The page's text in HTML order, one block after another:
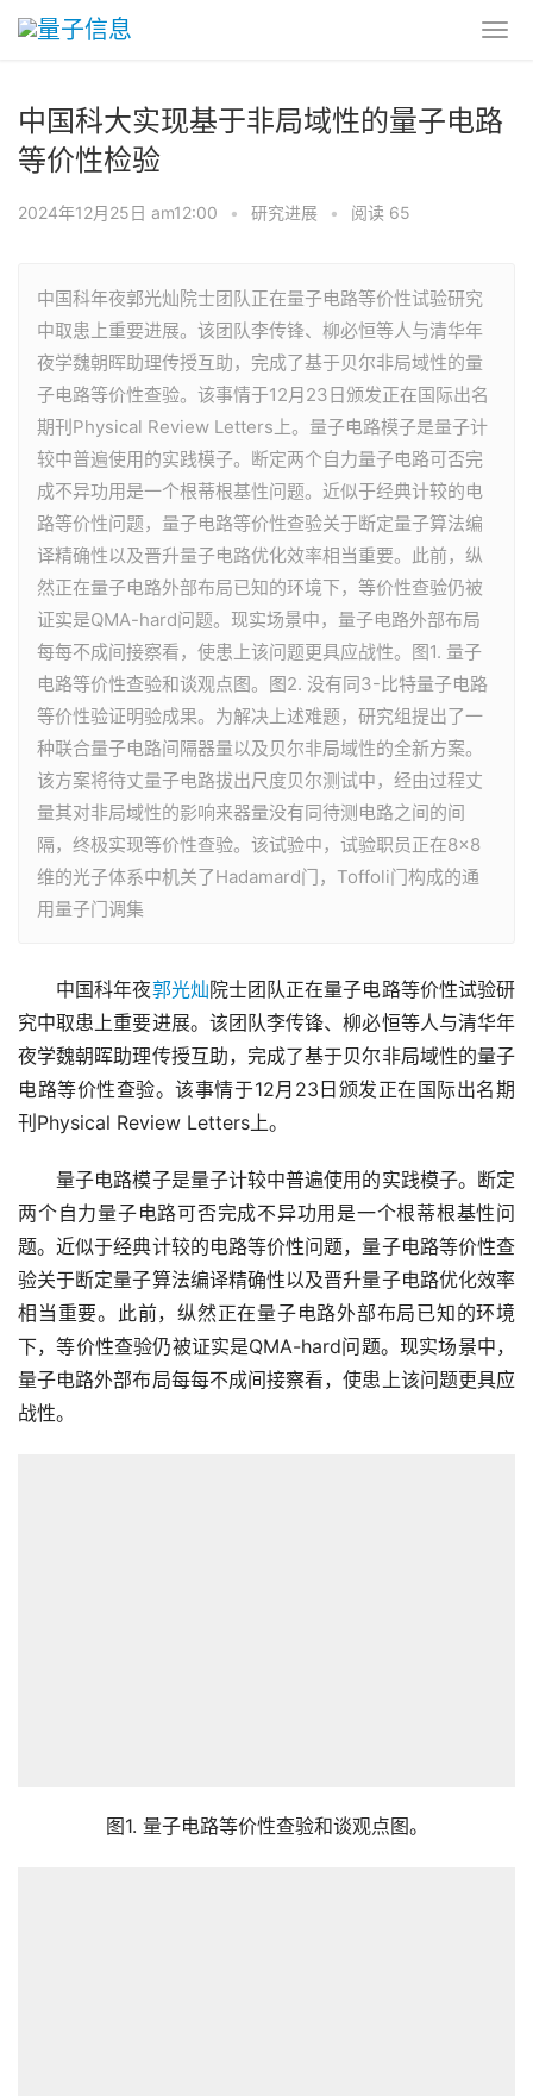
中国科大实现基于非局域性的量子电路
等价性检验
2024年12月25日 am12:00 • 研究进展 • 阅读 65
中国科年夜郭光灿院士团队正在量子电路等价性试验研究
中取患上重要进展。该团队李传锋、柳必恒等人与清华年
夜学魏朝晖助理传授互助，完成了基于贝尔非局域性的量
子电路等价性查验。该事情于12月23日颁发正在国际出名
期刊Physical Review Letters上。量子电路模子是量子计
较中普遍使用的实践模子。断定两个自力量子电路可否完
成不异功用是一个根蒂根基性问题。近似于经典计较的电
路等价性问题，量子电路等价性查验关于断定量子算法编
译精确性以及晋升量子电路优化效率相当重要。此前，纵
然正在量子电路外部布局已知的环境下，等价性查验仍被
证实是QMA-hard问题。现实场景中，量子电路外部布局
每每不成间接察看，使患上该问题更具应战性。图1. 量子
电路等价性查验和谈观点图。图2. 没有同3-比特量子电路
等价性验证明验成果。为解决上述难题，研究组提出了一
种联合量子电路间隔器量以及贝尔非局域性的全新方案。
该方案将待丈量子电路拔出尺度贝尔测试中，经由过程丈
量其对非局域性的影响来器量没有同待测电路之间的间
隔，终极实现等价性查验。该试验中，试验职员正在8×8
维的光子体系中机关了Hadamard门，Toffoli门构成的通
用量子门调集
中国科年夜郭光灿院士团队正在量子电路等价性试验研
究中取患上重要进展。该团队李传锋、柳必恒等人与清华年
夜学魏朝晖助理传授互助，完成了基于贝尔非局域性的量子
电路等价性查验。该事情于12月23日颁发正在国际出名期
刊Physical Review Letters上。
量子电路模子是量子计较中普遍使用的实践模子。断定
两个自力量子电路可否完成不异功用是一个根蒂根基性问
题。近似于经典计较的电路等价性问题，量子电路等价性查
验关于断定量子算法编译精确性以及晋升量子电路优化效率
相当重要。此前，纵然正在量子电路外部布局已知的环境
下，等价性查验仍被证实是QMA-hard问题。现实场景中，
量子电路外部布局每每不成间接察看，使患上该问题更具应
战性。
图1. 量子电路等价性查验和谈观点图。